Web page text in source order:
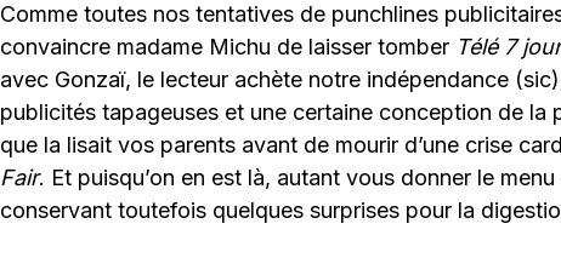
Comme toutes nos tentatives de punchlines
convaincre madame Michu de laisser tomber Télé 7
avec Gonzaï, le lecteur achète notre indépendance
publicités tapageuses et une certaine conception de la
que la lisait vos parents avant de mourir d’une crise
Fair. Et puisqu’on en est là, autant vous donner le
conservant toutefois quelques surprises pour la